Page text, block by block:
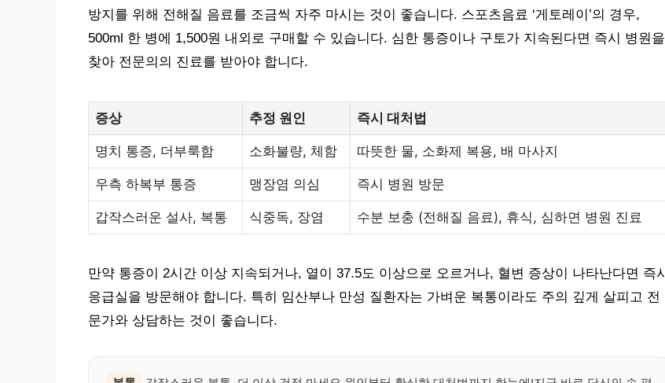
방지를 위해 전해질 음료를 조금씩 자주 마시는 것이 좋습니다. 스포츠음료 ‘게토레이’의 경우,
500ml 한 병에 1,500원 내외로 구매할 수 있습니다. 심한 통증이나 구토가 지속된다면 즉시 병원을
찾아 전문의의 진료를 받아야 합니다.
증상 추정 원인 즉시 대처법
명치 통증, 더부룩함 소화불량, 체함 따뜻한 물, 소화제 복용, 배 마사지
우측 하복부 통증 맹장염 의심 즉시 병원 방문
갑작스러운 설사, 복통 식중독, 장염 수분 보충 (전해질 음료), 휴식, 심하면 병원 진료
만약 통증이 2시간 이상 지속되거나, 열이 37.5도 이상으로 오르거나, 혈변 증상이 나타난다면 즉시
응급실을 방문해야 합니다. 특히 임산부나 만성 질환자는 가벼운 복통이라도 주의 깊게 살피고 전
문가와 상담하는 것이 좋습니다.